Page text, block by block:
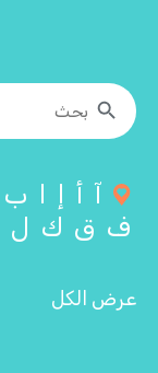
آ أ إ ا ب
ف ق ك ل
عرض الكل